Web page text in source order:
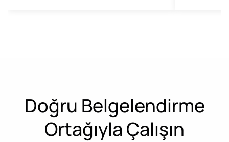
Doğru Belgelendirme
Ortağıyla Çalışın